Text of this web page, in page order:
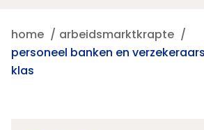
home
arbeidsmarktkrapte
personeel banken en
klas